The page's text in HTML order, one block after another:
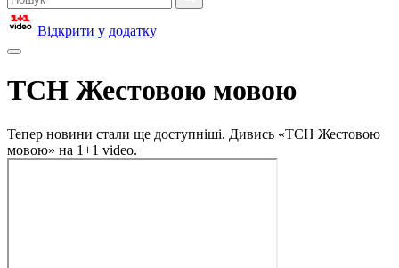
Відкрити у додатку
ТСН Жестовою мовою
Тепер новини стали ще доступніші. Дивись «ТСН Жестовою
мовою» на 1+1 video.